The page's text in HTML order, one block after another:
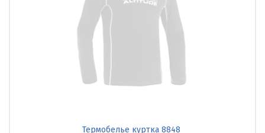
Термобелье куртка 8848